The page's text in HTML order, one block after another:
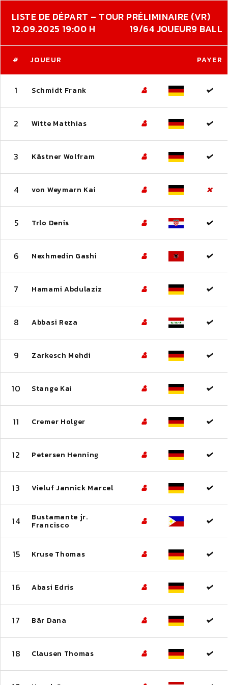
LISTE DE DÉPART – TOUR PRÉLIMINAIRE (VR)
9 BALL
12.09.2025 19:00 H 19/64 JOUEUR
# JOUEUR PAYER
1 Schmidt Frank
2 Witte Matthias
3 Kästner Wolfram
4 von Weymarn Kai
5 Trlo Denis
6 Nexhmedin Gashi
7 Hamami Abdulaziz
8 Abbasi Reza
9 Zarkesch Mehdi
10 Stange Kai
11 Cremer Holger
12 Petersen Henning
13 Vieluf Jannick Marcel
14 Bustamante jr.
Francisco
15 Kruse Thomas
16 Abasi Edris
17 Bär Dana
18 Clausen Thomas